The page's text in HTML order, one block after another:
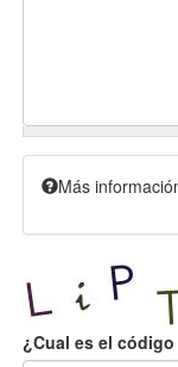
Más
¿Cual es el